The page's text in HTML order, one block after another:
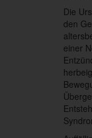
Die
den
einer